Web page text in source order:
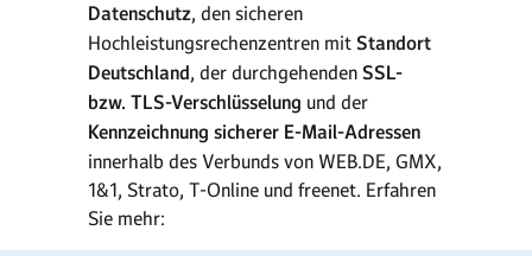
Datenschutz, den sicheren
Hochleistungsrechenzentren mit Standort
Deutschland, der durchgehenden SSL-
bzw. TLS-Verschlüsselung und der
Kennzeichnung sicherer E-Mail-Adressen
innerhalb des Verbunds von WEB.DE, GMX,
1&1, Strato, T-Online und freenet. Erfahren
Sie mehr: